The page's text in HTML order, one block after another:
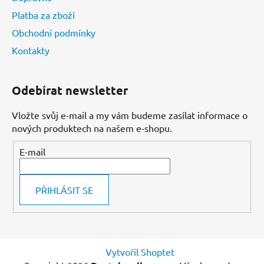
Platba za zboží
Obchodní podmínky
Kontakty
Odebírat newsletter
Vložte svůj e-mail a my vám budeme zasílat informace o
nových produktech na našem e-shopu.
E-mail
PŘIHLÁSIT SE
Vytvořil Shoptet